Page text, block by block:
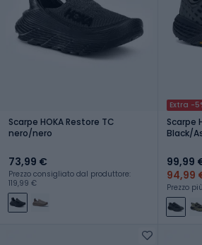
Scarpe HOKA Restore TC
nero/nero
73,99 €
Prezzo consigliato dal produttore:
119,99 €
Extra -
Scarpe
Black/
99,99
94,99
Prezzo